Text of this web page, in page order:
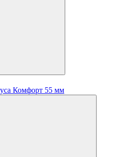
Комфорт 55 мм